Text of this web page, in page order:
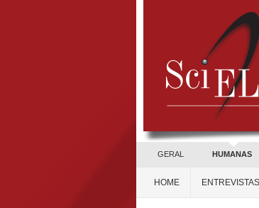
GERAL HUMANAS
HOME ENTREVISTAS